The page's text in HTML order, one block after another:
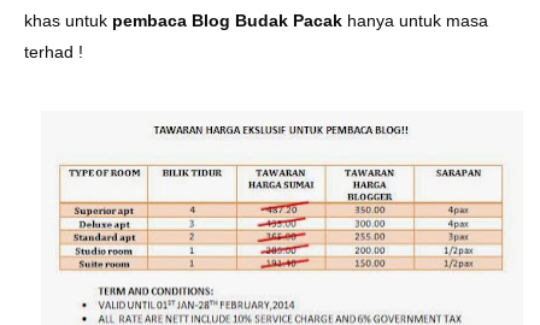
khas untuk pembaca Blog Budak Pacak hanya untuk masa
terhad !